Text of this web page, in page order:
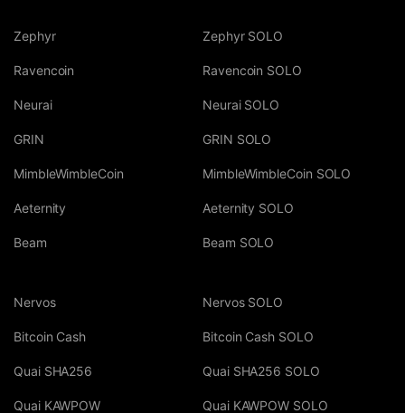
Zephyr
Ravencoin
Neurai
GRIN
MimbleWimbleCoin
Aeternity
Beam
Zephyr SOLO
Ravencoin SOLO
Neurai SOLO
GRIN SOLO
MimbleWimbleCoin SOLO
Aeternity SOLO
Beam SOLO
Nervos
Bitcoin Cash
Quai SHA256
Quai KAWPOW
Nervos SOLO
Bitcoin Cash SOLO
Quai SHA256 SOLO
Quai KAWPOW SOLO